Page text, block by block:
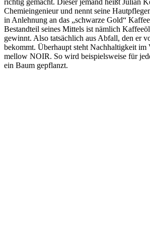
richtig gemacht. Dieser jemand heißt Julian
Chemieingenieur und nennt seine
in Anlehnung an das „schwarze Gold“
Bestandteil seines Mittels ist nämlich
gewinnt. Also tatsächlich aus Abfall, den er
bekommt. Überhaupt steht Nachhaltigkeit im
mellow NOIR. So wird beispielsweise für
ein Baum gepflanzt.